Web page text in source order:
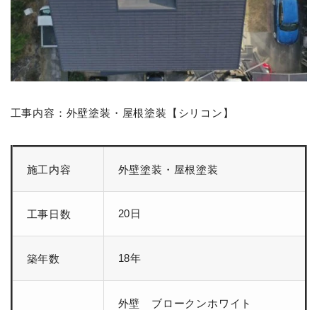
工事内容：外壁塗装・屋根塗装【シリコン】
施工内容 外壁塗装・屋根塗装
工事日数 20日
築年数 18年
外壁 ブロークンホワイト